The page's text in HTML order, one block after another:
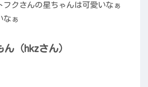
フクさんの星ちゃんは可愛いなぁ
なぁ
ん（hkzさん）